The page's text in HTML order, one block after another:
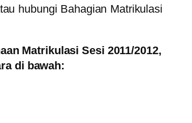
hubungi Bahagian Matrikulasi
Matrikulasi Sesi 2011/2012,
di bawah: